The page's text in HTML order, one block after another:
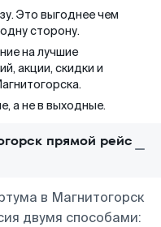
Это выгоднее чем
сторону.
на лучшие
акции, скидки и
а не в выходные.
прямой рейс
в Магнитогорск
двумя способами: